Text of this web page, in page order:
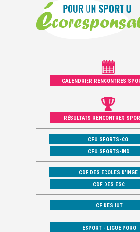
CALENDRIER RENCONTRES
RÉSULTATS RENCONTRES
CFU SPORTS-CO
CFU SPORTS-IND
CDF DES ECOLES D’INGE
CDF DES ESC
CF DES IUT
ESPORT - LIGUE PORO